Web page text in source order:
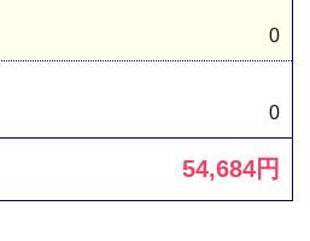
0
0
54,684円